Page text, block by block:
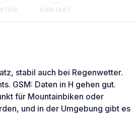
KONTAKT
stabil auch bei Regenwetter.
GSM: Daten in H gehen gut.
für Mountainbiken oder
und in der Umgebung gibt es